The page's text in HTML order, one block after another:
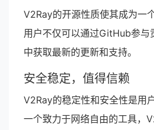
V2Ray的开源性质使其成为一
用户不仅可以通过GitHub参与
中获取最新的更新和支持。
安全稳定，值得信赖
V2Ray的稳定性和安全性是用
一个致力于网络自由的工具，